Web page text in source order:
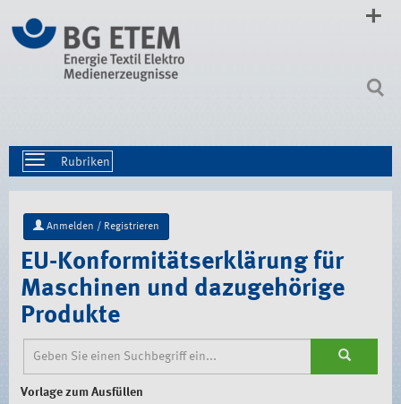
zum
Inhalt
Toggle
navigation
Anmelden / Registrieren
EU-Konformitätserklärung für
Maschinen und dazugehörige
Produkte
Vorlage zum Ausfüllen